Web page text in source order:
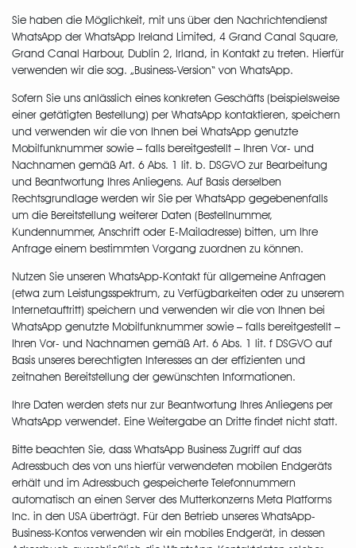
Sie haben die Möglichkeit, mit uns über den Nachrichtendienst
WhatsApp der WhatsApp Ireland Limited, 4 Grand Canal Square,
Grand Canal Harbour, Dublin 2, Irland, in Kontakt zu treten. Hierfür
verwenden wir die sog. „Business-Version“ von WhatsApp.
Sofern Sie uns anlässlich eines konkreten Geschäfts (beispielsweise
einer getätigten Bestellung) per WhatsApp kontaktieren, speichern
und verwenden wir die von Ihnen bei WhatsApp genutzte
Mobilfunknummer sowie – falls bereitgestellt – Ihren Vor- und
Nachnamen gemäß Art. 6 Abs. 1 lit. b. DSGVO zur Bearbeitung
und Beantwortung Ihres Anliegens. Auf Basis derselben
Rechtsgrundlage werden wir Sie per WhatsApp gegebenenfalls
um die Bereitstellung weiterer Daten (Bestellnummer,
Kundennummer, Anschrift oder E-Mailadresse) bitten, um Ihre
Anfrage einem bestimmten Vorgang zuordnen zu können.
Nutzen Sie unseren WhatsApp-Kontakt für allgemeine Anfragen
(etwa zum Leistungsspektrum, zu Verfügbarkeiten oder zu unserem
Internetauftritt) speichern und verwenden wir die von Ihnen bei
WhatsApp genutzte Mobilfunknummer sowie – falls bereitgestellt –
Ihren Vor- und Nachnamen gemäß Art. 6 Abs. 1 lit. f DSGVO auf
Basis unseres berechtigten Interesses an der effizienten und
zeitnahen Bereitstellung der gewünschten Informationen.
Ihre Daten werden stets nur zur Beantwortung Ihres Anliegens per
WhatsApp verwendet. Eine Weitergabe an Dritte findet nicht statt.
Bitte beachten Sie, dass WhatsApp Business Zugriff auf das
Adressbuch des von uns hierfür verwendeten mobilen Endgeräts
erhält und im Adressbuch gespeicherte Telefonnummern
automatisch an einen Server des Mutterkonzerns Meta Platforms
Inc. in den USA überträgt. Für den Betrieb unseres WhatsApp-
Business-Kontos verwenden wir ein mobiles Endgerät, in dessen